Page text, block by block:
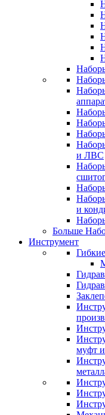
и ЛВС
и
Больше
Инструмент
муфт